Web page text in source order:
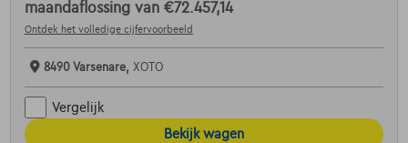
maandaflossing van €72.457,14
Ontdek het volledige cijfervoorbeeld
8490 Varsenare, XOTO
Vergelijk
Bekijk wagen